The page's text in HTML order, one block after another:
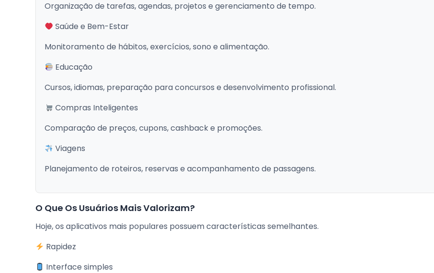
Organização de tarefas, agendas, projetos e gerenciamento de tempo.
Saúde e Bem-Estar
Monitoramento de hábitos, exercícios, sono e alimentação.
Educação
Cursos, idiomas, preparação para concursos e desenvolvimento profissional.
Compras Inteligentes
Comparação de preços, cupons, cashback e promoções.
Viagens
Planejamento de roteiros, reservas e acompanhamento de passagens.
O Que Os Usuários Mais Valorizam?
Hoje, os aplicativos mais populares possuem características semelhantes.
Rapidez
Interface simples